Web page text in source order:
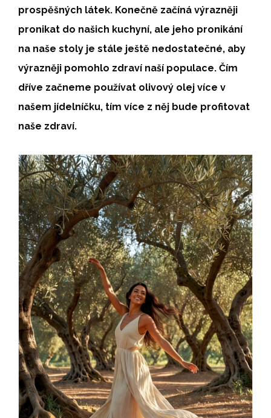
prospěšných látek. Konečně začíná výrazněji
pronikat do našich kuchyní, ale jeho pronikání
na naše stoly je stále ještě nedostatečné, aby
výrazněji pomohlo zdraví naší populace. Čím
dříve začneme používat olivový olej více v
našem jídelníčku, tím více z něj bude profitovat
naše zdraví.